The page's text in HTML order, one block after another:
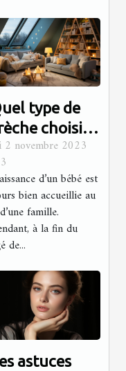
type de
choisir
son bébé ?
2 novembre 2023
d’un bébé est
bien accueillie au
famille.
à la fin du
de...
astuces